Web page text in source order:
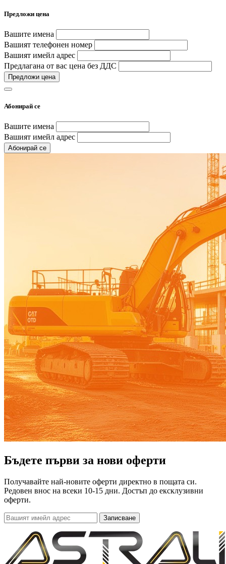
Предложи цена
Вашите имена
Вашият телефонен номер
Вашият имейл адрес
Предлагана от вас цена без ДДС
Предложи цена
Абонирай се
Вашите имена
Вашият имейл адрес
Абонирай се
Бъдете първи за нови оферти
Получавайте най-новите оферти директно в пощата си.
Редовен внос на всеки 10-15 дни. Достъп до ексклузивни
оферти.
Записване